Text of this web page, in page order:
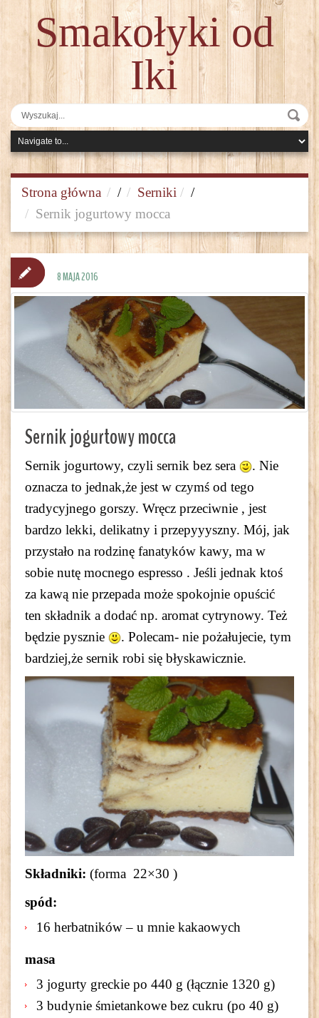
Smakołyki od
Iki
Strona główna / Serniki
/
Sernik jogurtowy mocca
Sernik jogurtowy mocca
Sernik jogurtowy, czyli sernik bez sera
. Nie
oznacza to jednak,że jest w czymś od tego
tradycyjnego gorszy. Wręcz przeciwnie , jest
bardzo lekki, delikatny i przepyyyszny. Mój, jak
przystało na rodzinę fanatyków kawy, ma w
sobie nutę mocnego espresso . Jeśli jednak ktoś
za kawą nie przepada może spokojnie opuścić
ten składnik a dodać np. aromat cytrynowy. Też
będzie pysznie
. Polecam- nie pożałujecie, tym
bardziej,że sernik robi się błyskawicznie.
Składniki: (forma 22×30 )
spód:
16 herbatników – u mnie kakaowych
masa
3 jogurty greckie po 440 g (łącznie 1320 g)
3 budynie śmietankowe bez cukru (po 40 g)
8 MAJA 2016